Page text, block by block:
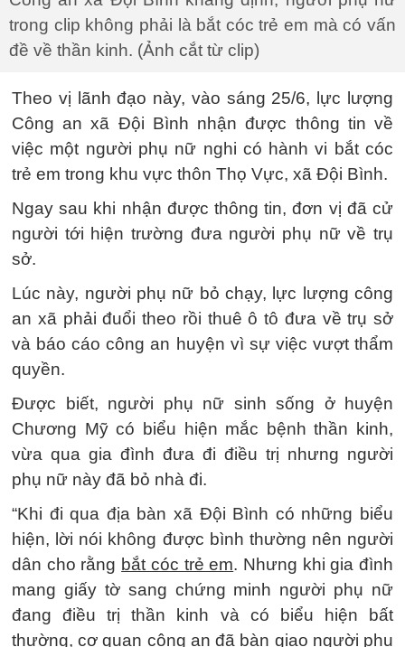
trong clip không phải là bắt cóc trẻ em mà có vấn
đề về thần kinh. (Ảnh cắt từ clip)
Theo vị lãnh đạo này, vào sáng 25/6, lực lượng
Công an xã Đội Bình nhận được thông tin về
việc một người phụ nữ nghi có hành vi bắt cóc
trẻ em trong khu vực thôn Thọ Vực, xã Đội Bình.
Ngay sau khi nhận được thông tin, đơn vị đã cử
người tới hiện trường đưa người phụ nữ về trụ
sở.
Lúc này, người phụ nữ bỏ chạy, lực lượng công
an xã phải đuổi theo rồi thuê ô tô đưa về trụ sở
và báo cáo công an huyện vì sự việc vượt thẩm
quyền.
Được biết, người phụ nữ sinh sống ở huyện
Chương Mỹ có biểu hiện mắc bệnh thần kinh,
vừa qua gia đình đưa đi điều trị nhưng người
phụ nữ này đã bỏ nhà đi.
“Khi đi qua địa bàn xã Đội Bình có những biểu
hiện, lời nói không được bình thường nên người
dân cho rằng bắt cóc trẻ em. Nhưng khi gia đình
mang giấy tờ sang chứng minh người phụ nữ
đang điều trị thần kinh và có biểu hiện bất
thường, cơ quan công an đã bàn giao người phụ